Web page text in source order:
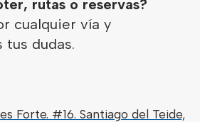
rutas o reservas?
cualquier vía y
tus dudas.
Forte. #16. Santiago del Teide,